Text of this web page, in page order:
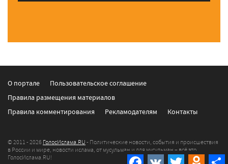
Facebook
VK Twitter
О портале
Пользовательское соглашение
Правила размещения материалов
Правила комментирования
Рекламодателям Контакты
© 2011 - 2026 ГолосИслама.RU - Политические новости, события и происшествия
в России и мире, новости ислама, от мусульман и для мусульман – всё это
ГолосИслама.RU!